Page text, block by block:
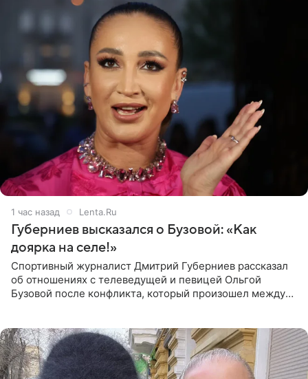
1 час назад Lenta.Ru
Губерниев высказался о Бузовой: «Как
доярка на селе!»
Спортивный журналист Дмитрий Губерниев рассказал
об отношениях с телеведущей и певицей Ольгой
Бузовой после конфликта, который произошел между